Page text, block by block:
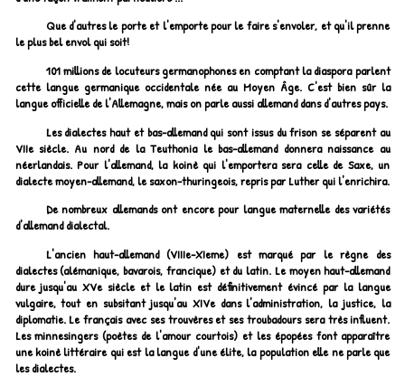
Que d'autres le porte et l'emporte pour le faire s'envoler, et qu'il prenne
le plus bel envol qui soit!
101 millions de locuteurs germanophones en comptant la diaspora parlent
cette langue germanique occidentale née au Moyen Âge. C'est bien sûr la
langue officielle de l'Allemagne, mais on parle aussi allemand dans d'autres pays.
Les dialectes haut et bas-allemand qui sont issus du frison se séparent au
VIIe siècle. Au nord de la Teuthonia le bas-allemand donnera naissance au
néerlandais. Pour l'allemand, la koinè qui l'emportera sera celle de Saxe, un
dialecte moyen-allemand, le saxon-thuringeois, repris par Luther qui l'enrichira.
De nombreux allemands ont encore pour langue maternelle des variétés
d'allemand dialectal.
L'ancien haut-allemand (VIIIe-XIeme) est marqué par le règne des
dialectes (alémanique, bavarois, francique) et du latin. Le moyen haut-allemand
dure jusqu'au XVe siècle et le latin est définitivement évincé par la langue
vulgaire, tout en subsitant jusqu'au XIVe dans l'administration, la justice, la
diplomatie. Le français avec ses trouvères et ses troubadours sera très influent.
Les minnesingers (poètes de l'amour courtois) et les épopées font apparaître
une koinè littéraire qui est la langue d'une élite, la population elle ne parle que
les dialectes.